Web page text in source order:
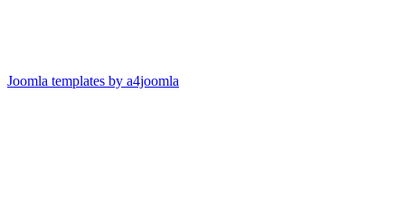
Joomla templates by a4joomla